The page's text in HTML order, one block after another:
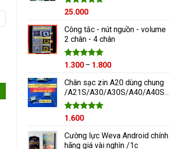
Được xếp
5 sao
25.000
Công tắc - nút nguồn - volume
2 chân - 4 chân
Được xếp
5 sao
1.300 – 1.800Khoảng
từ
1.300₫
Chân sạc zin A20 dùng chung
/A21S/A30/A30S/A40/A40S/A50/A60/A70/M10/M20
Được xếp
5 sao
1.600
Cường lực Weva Android chính
hãng giá vài nghìn /1c